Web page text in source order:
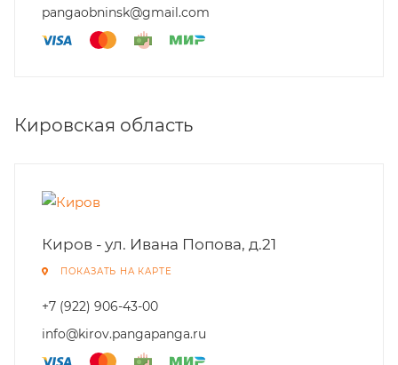
pangaobninsk@gmail.com
Кировская область
Киров - ул. Ивана Попова, д.21
ПОКАЗАТЬ НА КАРТЕ
+7 (922) 906-43-00
info@kirov.pangapanga.ru